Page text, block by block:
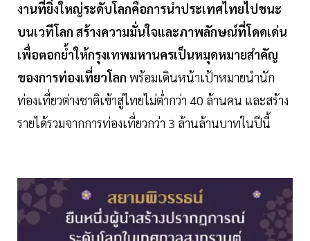
งานที่ยิ่งใหญ่ระดับโลกคือการนำประเทศไทยไปชนะ
บนเวทีโลก สร้างความมั่นใจและภาพลักษณ์ที่โดดเด่น
เพื่อตอกย้ำให้กรุงเทพมหานครเป็นหมุดหมายสำคัญ
ของการท่องเที่ยวโลก พร้อมเดินหน้าเป้าหมายนำนัก
ท่องเที่ยวต่างชาติเข้าสู่ไทยไม่ต่ำกว่า 40 ล้านคน และสร้าง
รายได้รวมจากการท่องเที่ยวกว่า 3 ล้านล้านบาทในปีนี้